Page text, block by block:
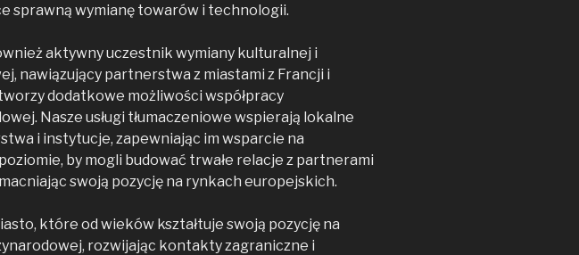
sprawną wymianę towarów i technologii.
aktywny uczestnik wymiany kulturalnej i
nawiązujący partnerstwa z miastami z Francji i
dodatkowe możliwości współpracy
Nasze usługi tłumaczeniowe wspierają lokalne
i instytucje, zapewniając im wsparcie na
by mogli budować trwałe relacje z partnerami
swoją pozycję na rynkach europejskich.
które od wieków kształtuje swoją pozycję na
rozwijając kontakty zagraniczne i